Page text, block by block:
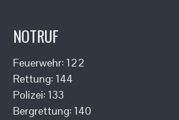
NOTRUF
Feuerwehr: 122
Rettung: 144
Polizei: 133
Bergrettung: 140